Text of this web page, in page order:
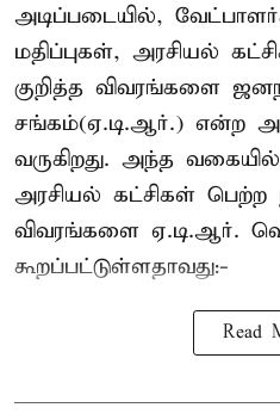
அடிப்படையில்,
மதிப்புகள், அரசியல்
குறித்த விவரங்களை
சங்கம்(ஏ.டி.ஆர்.) என்ற
வருகிறது. அந்த
அரசியல் கட்சிகள்
விவரங்களை ஏ.டி.ஆர்.
கூறப்பட்டுள்ளதாவது:-
Read